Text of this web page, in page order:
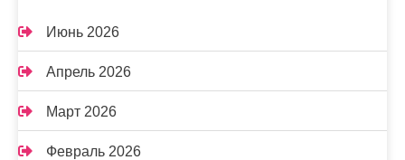
Июнь 2026
Апрель 2026
Март 2026
Февраль 2026